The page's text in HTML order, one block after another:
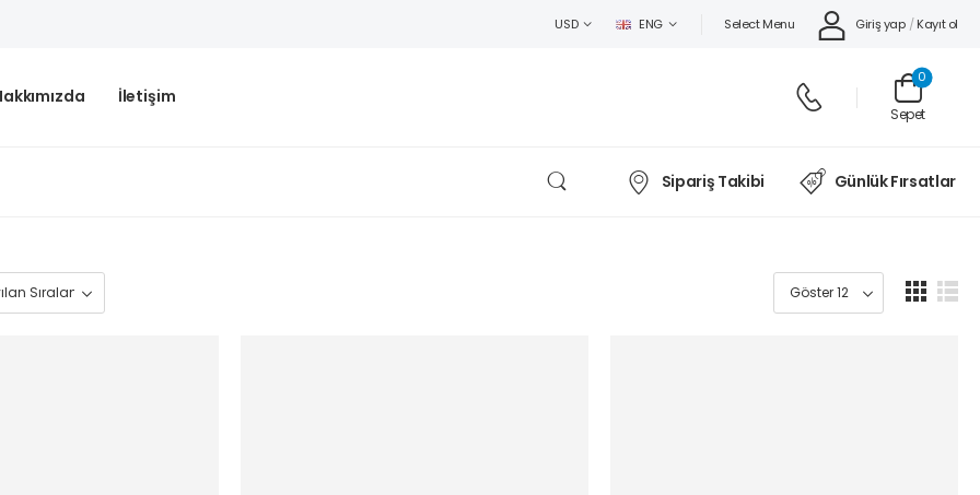
USD ENG Select Menu Giriş yap / Kayıt ol
İletişim
Sepet
0
Sipariş Takibi Günlük Fırsatlar